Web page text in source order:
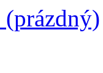
(prázdný)